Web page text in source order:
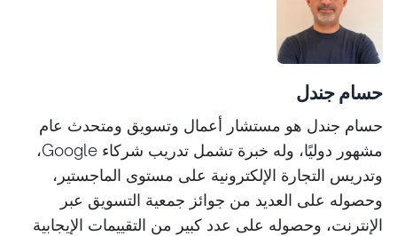
حسام جندل
حسام جندل هو مستشار أعمال وتسويق ومتحدث عام
مشهور دوليًا، وله خبرة تشمل تدريب شركاء Google،
وتدريس التجارة الإلكترونية على مستوى الماجستير،
وحصوله على العديد من جوائز جمعية التسويق عبر
الإنترنت، وحصوله على عدد كبير من التقييمات الإيجابية